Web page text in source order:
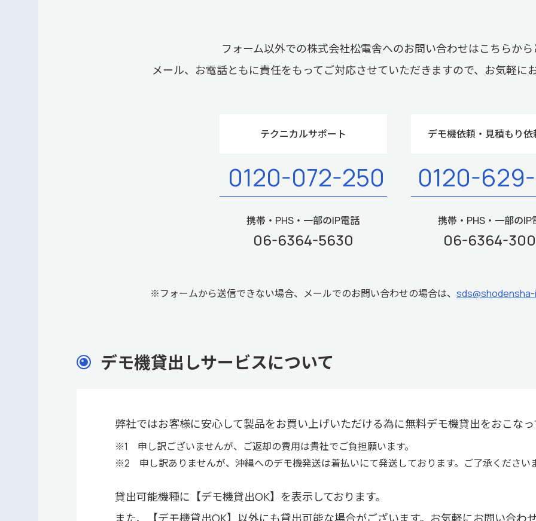
フォーム以外での株式会社松電舎へのお問い合わせはこちらか
メール、お電話ともに責任をもってご対応させていただきますので、お気軽に
テクニカルサポート
0120-072-250
携帯・PHS・一部のIP電話
06-6364-5630
デモ機依頼・見積もり依
0120-
携帯・PHS・一部のIP
06-6364-
※フォームから送信できない場合、メールでのお問い合わせの場合は、
デモ機貸出しサービスについて
弊社ではお客様に安心して製品をお買い上げいただける為に無料デモ機貸出をおこな
※1 申し訳ございませんが、ご返却の費用は貴社でご負担願います。
※2 申し訳ありませんが、沖縄へのデモ機発送は着払いにて発送しております。ご了承ください
貸出可能機種に【デモ機貸出OK】を表示しております。
また、【デモ機貸出OK】以外にも貸出可能な場合がございます。お気軽にお問い合わ